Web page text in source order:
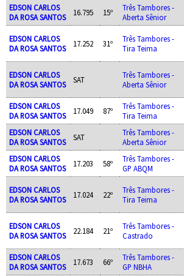
EDSON CARLOS
DA ROSA SANTOS
16.795 15º
Três Tambores -
Aberta Sênior
EDSON CARLOS
DA ROSA SANTOS
17.252 31º
Três Tambores -
Tira Teima
EDSON CARLOS
DA ROSA SANTOS
SAT
Três Tambores -
Aberta Sênior
EDSON CARLOS
DA ROSA SANTOS
17.049 87º
Três Tambores -
Tira Teima
EDSON CARLOS
DA ROSA SANTOS
SAT
Três Tambores -
Aberta Sênior
EDSON CARLOS
DA ROSA SANTOS
17.203 58º
Três Tambores -
GP ABQM
EDSON CARLOS
DA ROSA SANTOS
17.024 22º
Três Tambores -
Tira Teima
EDSON CARLOS
DA ROSA SANTOS
22.184 21º
Três Tambores -
Castrado
EDSON CARLOS
DA ROSA SANTOS
17.673 66º
Três Tambores -
GP NBHA